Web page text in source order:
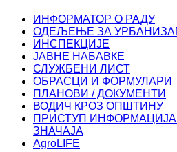
ИНФОРМАТОР О РАДУ
ОДЕЉЕЊЕ ЗА
ИНСПЕКЦИЈЕ
ЈАВНЕ НАБАВКЕ
СЛУЖБЕНИ ЛИСТ
ОБРАСЦИ И ФОРМУЛАРИ
ПЛАНОВИ / ДОКУМЕНТИ
ВОДИЧ КРОЗ ОПШТИНУ
ПРИСТУП
ЗНАЧАЈА
AgroLIFE